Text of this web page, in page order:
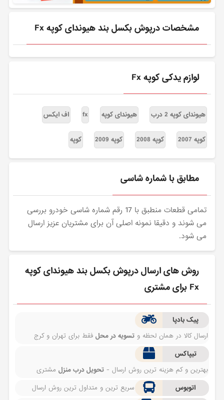
مشخصات درپوش بکسل بند هیوندای کوپه Fx
لوازم یدکی کوپه Fx
هیوندای کوپه 2 درب هیوندای کوپه fx اف ایکس
کوپه 2007 کوپه 2008 کوپه 2009 کوپه
مطابق با شماره شاسی
تمامی قطعات منطبق با 17 رقم شماره شاسی خودرو بررسی
می شوند و دقیقا نمونه اصلی آن برای مشتریان عزیز ارسال
می شود.
روش های ارسال درپوش بکسل بند هیوندای کوپه
Fx برای مشتری
پیک بادپا
ارسال کالا در همان لحظه وتسویه در محل فقط برای تهران و کرج
تیپاکس
بهترین و کم هزینه ترین روش ارسال -تحویل درب منزل مشتری
اتوبوس
سریع ترین و متداول ترین روش ارسال